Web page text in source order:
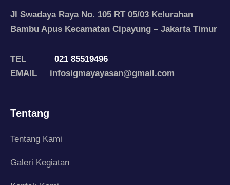
Jl Swadaya Raya No. 105 RT 05/03 Kelurahan
Bambu Apus Kecamatan Cipayung – Jakarta Timur
TEL
021 85519496
EMAIL infosigmayayasan@gmail.com
Tentang
Tentang Kami
Galeri Kegiatan